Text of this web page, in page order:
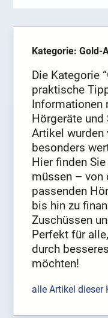
Kategorie: Gold-
Die Kategorie
praktische
Informationen
Hörgeräte
Artikel wurden
besonders
Hier finden
müssen – von
passenden
bis hin zu
Zuschüssen
Perfekt für
durch
möchten!
alle Artikel dieser